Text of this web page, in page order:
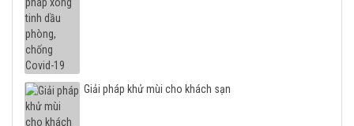
Giải pháp khử mùi cho khách sạn